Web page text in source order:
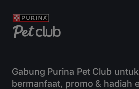
Gabung Purina Pet Club
bermanfaat, promo & hadiah